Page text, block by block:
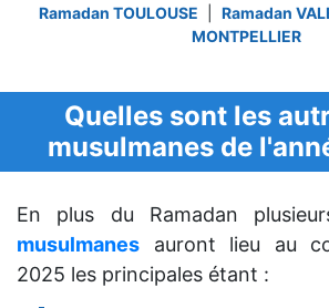
Ramadan TOULOUSE
Ramadan
MONTPELLIER
Quelles sont les
musulmanes de
En plus du Ramadan
musulmanes auront lieu au
2025 les principales étant :